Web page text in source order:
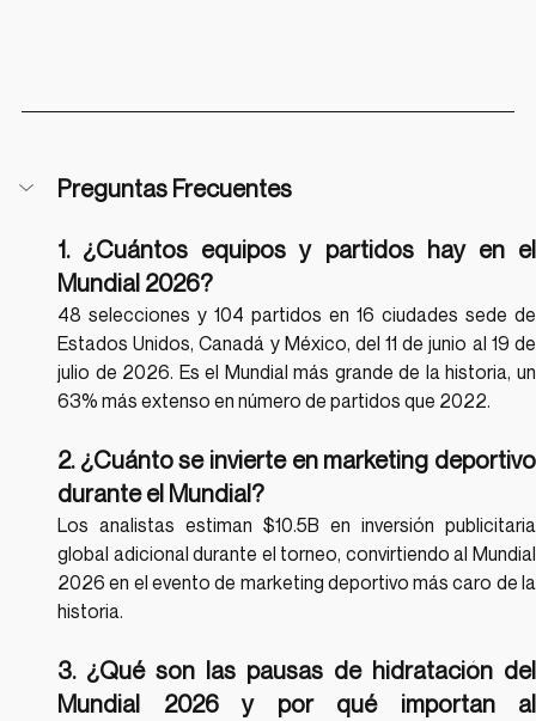
Preguntas Frecuentes
1. ¿Cuántos equipos y partidos hay en el
Mundial 2026?
48 selecciones y 104 partidos en 16 ciudades sede de
Estados Unidos, Canadá y México, del 11 de junio al 19 de
julio de 2026. Es el Mundial más grande de la historia, un
63% más extenso en número de partidos que 2022.
2. ¿Cuánto se invierte en marketing deportivo
durante el Mundial?
Los analistas estiman $10.5B en inversión publicitaria
global adicional durante el torneo, convirtiendo al Mundial
2026 en el evento de marketing deportivo más caro de la
historia.
3. ¿Qué son las pausas de hidratación del
Mundial 2026 y por qué importan al